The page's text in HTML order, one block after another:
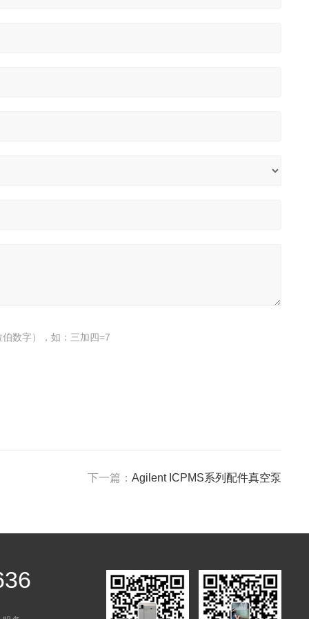
数字），如：三加四=7
下一篇： Agilent ICPMS系列配件真空泵